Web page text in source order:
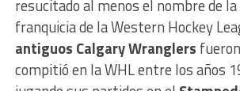
resucitado al menos el nombre de
franquicia de la Western Hockey
antiguos Calgary Wranglers
compitió en la WHL entre los años